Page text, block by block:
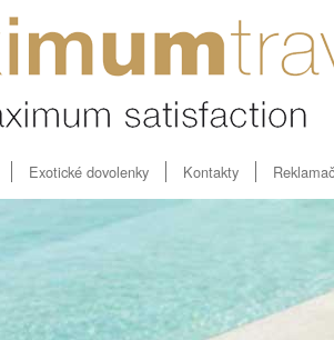
Exotické dovolenky Kontakty